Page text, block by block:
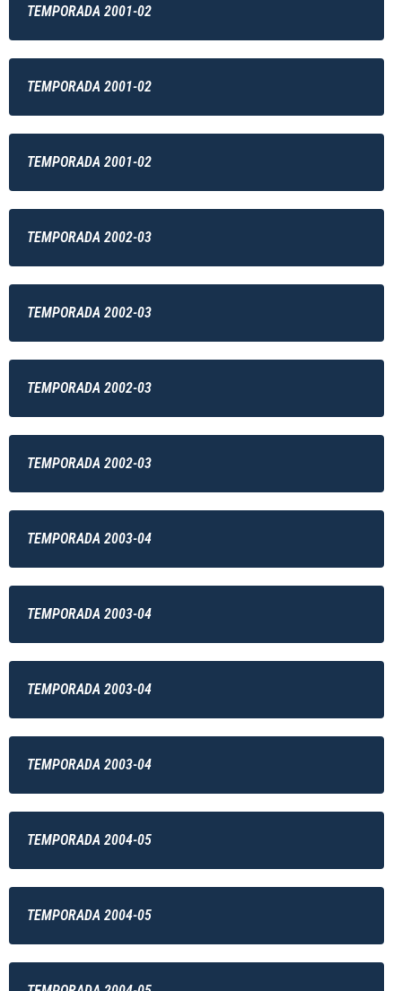
TEMPORADA 2001-02
TEMPORADA 2001-02
TEMPORADA 2001-02
TEMPORADA 2002-03
TEMPORADA 2002-03
TEMPORADA 2002-03
TEMPORADA 2002-03
TEMPORADA 2003-04
TEMPORADA 2003-04
TEMPORADA 2003-04
TEMPORADA 2003-04
TEMPORADA 2004-05
TEMPORADA 2004-05